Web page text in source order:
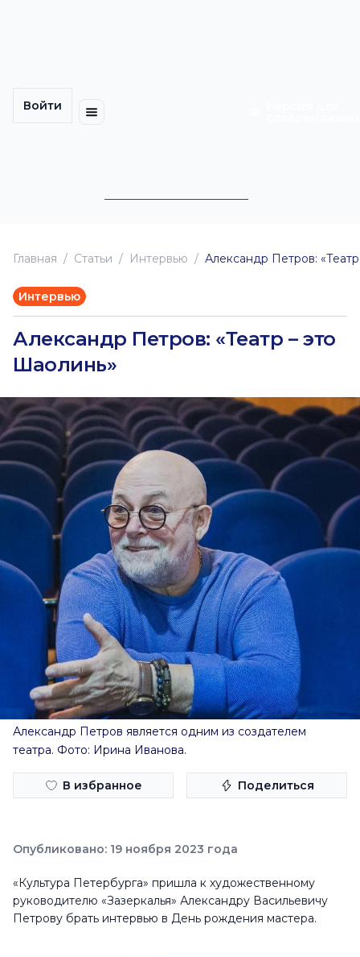
Войти
Главная Статьи Интервью Александр Петров:
Интервью
Александр Петров: «Театр – это
Шаолинь»
Александр Петров является одним из создателем
театра. Фото: Ирина Иванова.
В избранное Поделиться
Опубликовано: 19 ноября 2023 года
«Культура Петербурга» пришла к художественному
руководителю «Зазеркалья» Александру Васильевичу
Петрову брать интервью в День рождения мастера.